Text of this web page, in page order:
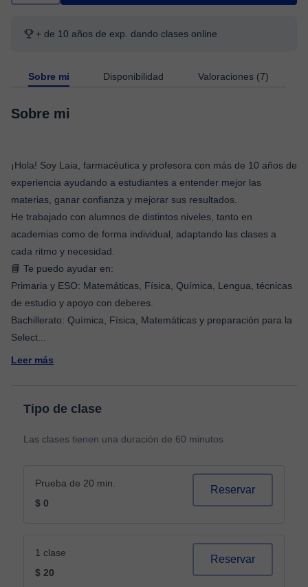
+ de 10 años de exp. dando clases online
Sobre mi Disponibilidad Valoraciones (7)
Sobre mi
¡Hola! Soy Laia, farmacéutica y profesora con más de 10 años de
experiencia ayudando a estudiantes a entender mejor las
materias, ganar confianza y mejorar sus resultados.
He trabajado con alumnos de distintos niveles, tanto en
academias como de forma individual, adaptando las clases a
cada ritmo y necesidad.
📘 Te puedo ayudar en:
Primaria y ESO: Matemáticas, Física, Química, Lengua, técnicas
de estudio y apoyo con deberes.
Bachillerato: Química, Física, Matemáticas y preparación para la
Select
Leer más
Tipo de clase
Las clases tienen una duración de 60 minutos
Prueba de 20 min.
$ 0
Reservar
1 clase
$ 20
Reservar